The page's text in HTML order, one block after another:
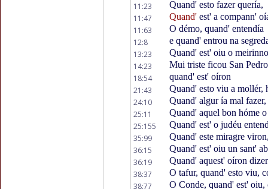
11:23
Quand' esto fazer quería,
11:47
Quand' est' a compann'
11:63
O démo, quand' entendía
12:8
e quand' entrou na
13:23
Quand' est' oiu o
14:23
Mui triste ficou San
18:54
quand' est' oíron
21:43
Quand' esto viu a mollér,
24:10
Quand' algur ía mal fazer,
25:11
Quand' aquel bon hóme o
25:155
Quand' est' o judéu
35:99
Quand' este miragre
36:15
Quand' est' oiu un sant'
36:19
Quand' aquest' oíron
38:37
O tafur, quand' esto viu,
38:77
O Conde, quand' est' oiu,